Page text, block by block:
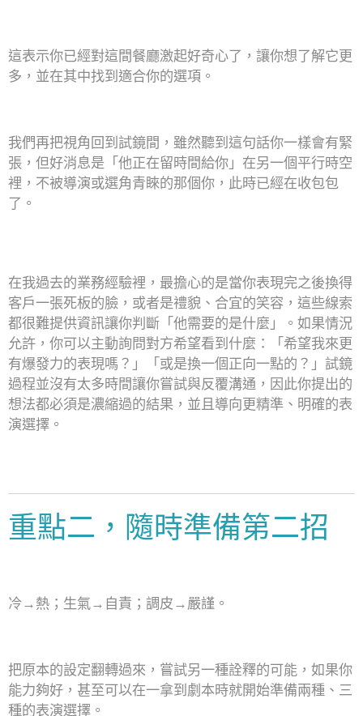
這表示你已經對這間餐廳激起好奇心了，讓你想了解它更
多，並在其中找到適合你的選項。
我們再把視角回到試鏡間，雖然聽到這句話你一樣會有緊
張，但好消息是「他正在留時間給你」在另一個平行時空
裡，不被導演或選角青睞的那個你，此時已經在收包包
了。
在我過去的業務經驗裡，最擔心的是當你表現完之後換得
客戶一張死板的臉，或者是禮貌、合宜的笑容，這些線索
都很難提供資訊讓你判斷「他需要的是什麼」。如果情況
允許，你可以主動詢問對方希望看到什麼：「希望我來更
有爆發力的表現嗎？」「或是換一個正向一點的？」試鏡
過程並沒有太多時間讓你嘗試與反覆溝通，因此你提出的
想法都必須是濃縮過的結果，並且導向更精準、明確的表
演選擇。
重點二，隨時準備第二招
冷→熱；生氣→自責；調皮→嚴謹。
把原本的設定翻轉過來，嘗試另一種詮釋的可能，如果你
能力夠好，甚至可以在一拿到劇本時就開始準備兩種、三
種的表演選擇。